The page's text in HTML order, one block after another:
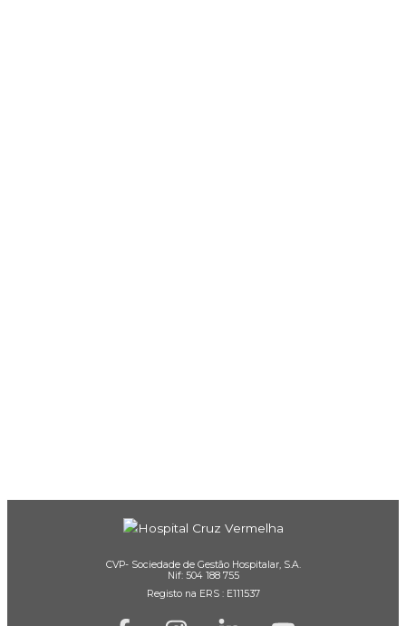
CVP- Sociedade de Gestão Hospitalar, S.A.
Nif: 504 188 755
Registo na ERS : E111537